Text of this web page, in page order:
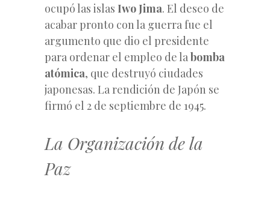
ocupó las islas Iwo Jima. El deseo de
acabar pronto con la guerra fue el
argumento que dio el presidente
para ordenar el empleo de labomba
atómica, que destruyó ciudades
japonesas. La rendición de Japón se
firmó el 2 de septiembre de 1945.
La Organización de la
Paz